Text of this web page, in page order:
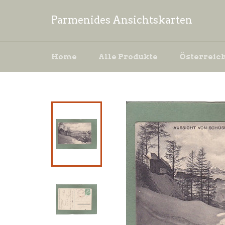
Parmenides Ansichtskarten
Home Alle Produkte